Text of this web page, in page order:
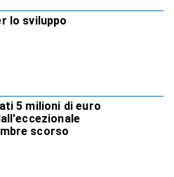
lo sviluppo
5 milioni di euro
scorso